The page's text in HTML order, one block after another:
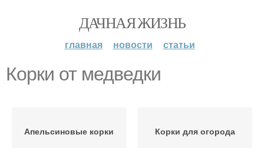
ДАЧНАЯ ЖИЗНЬ
главная новости статьи
Корки от медведки
Апельсиновые корки Корки для огорода